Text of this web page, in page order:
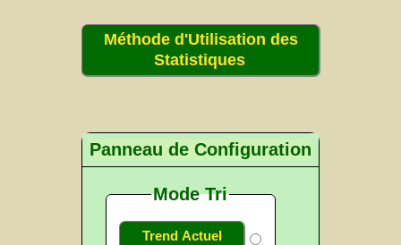
Méthode d'Utilisation des
Statistiques
Panneau de Configuration
Mode Tri
Trend Actuel